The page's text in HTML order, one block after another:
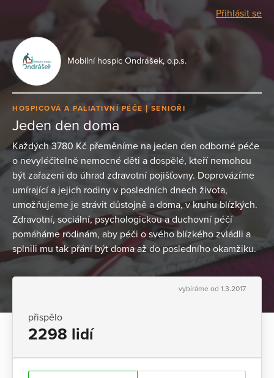
Přihlásit se
Mobilní hospic Ondrášek, o.p.s.
HOSPICOVÁ A PALIATIVNÍ PÉČE SENIOŘI
Jeden den doma
Každých 3780 Kč přeměníme na jeden den odborné péče
o nevyléčitelně nemocné děti a dospělé, kteří nemohou
být zařazeni do úhrad zdravotní pojišťovny. Doprovázíme
umírající a jejich rodiny v posledních dnech života,
umožňujeme je strávit důstojně a doma, v kruhu blízkých.
Zdravotní, sociální, psychologickou a duchovní péčí
pomáháme rodinám, aby péči o svého blízkého zvládli a
splnili mu tak přání být doma až do posledního okamžiku.
vybíráme od 1.3.2017
přispělo
2298 lidí